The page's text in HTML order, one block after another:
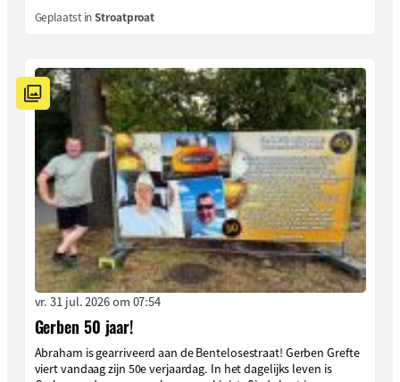
Geplaatst inStroatproat
vr. 31 jul. 2026 om 07:54
Gerben 50 jaar!
Abraham is gearriveerd aan de Bentelosestraat! Gerben Grefte
viert vandaag zijn 50e verjaardag. In het dagelijks leven is